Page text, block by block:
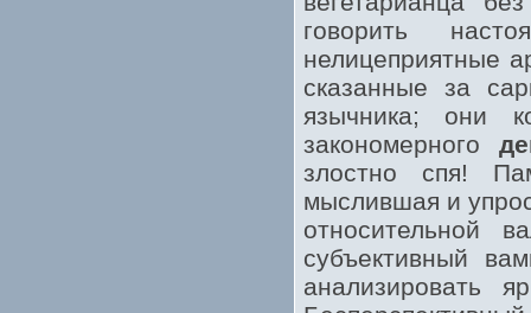
говорить
нелицеприятные
сказанные за
язычника; они
закономерного
злостно спя!
мыслившая и
относительной
субъективный
анализировать